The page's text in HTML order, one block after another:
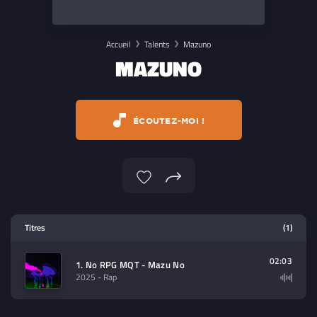
Accueil Talents Mazuno
MAZUNO
ÉCOUTEZ-MOI !
contenu à lire (audio/video)
Titres (1)
1. No RPG MQT - Mazu No
2025 - Rap
02:03